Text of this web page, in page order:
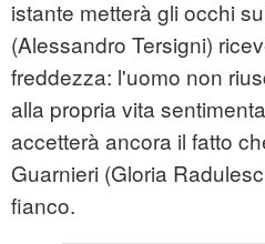
istante metterà gli occhi
(Alessandro Tersigni)
freddezza: l'uomo non
alla propria vita
accetterà ancora il fatto
Guarnieri (Gloria
fianco.